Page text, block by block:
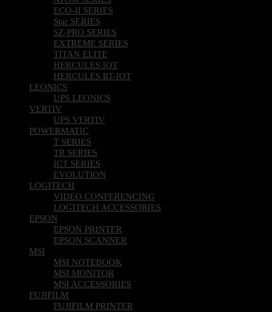
ECO-II SERIES
Star SERIES
SZ-PRO SERIES
EXTREME SERIES
TITAN ELITE
HERCULES IOT
HERCULES RT-IOT
LEONICS
UPS LEONICS
VERTIV
UPS VERTIV
POWERMATIC
T SERIES
TR SERIES
ICT SERIES
EVOLUTION
LOGITECH
VIDEO CONFERENCING
LOGITECH ACCESSORIES
EPSON
EPSON PRINTER
EPSON SCANNER
MSI
MSI NOTEBOOK
MSI MONITOR
MSI ACCESSORIES
FUJIFILM
FUJIFILM PRINTER